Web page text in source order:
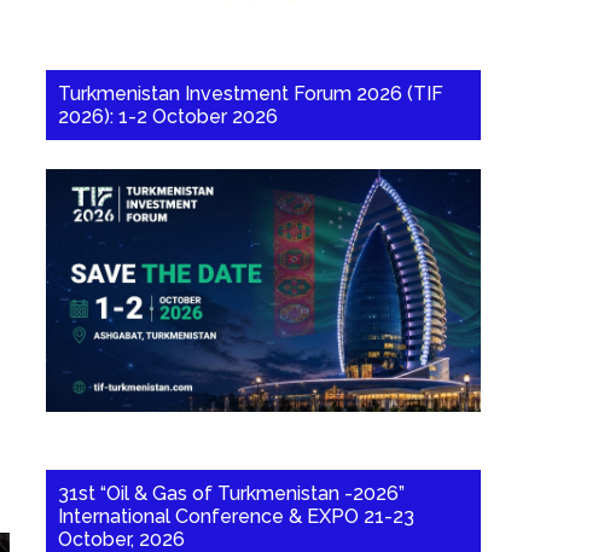
Turkmenistan Investment Forum 2026 (TIF
2026): 1-2 October 2026
31st “Oil & Gas of Turkmenistan -2026”
International Conference & EXPO 21-23
October, 2026